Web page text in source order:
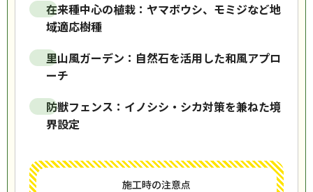
在来種中心の植栽：ヤマボウシ、モミジなど地
域適応樹種
里山風ガーデン：自然石を活用した和風アプロ
ーチ
防獣フェンス：イノシシ・シカ対策を兼ねた境
界設定
施工時の注意点